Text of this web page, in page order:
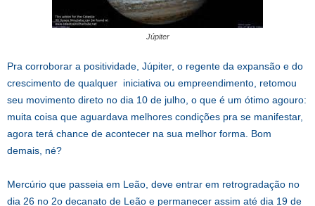
Júpiter
Pra corroborar a positividade, Júpiter, o regente da expansão e do
crescimento de qualquer iniciativa ou empreendimento, retomou
seu movimento direto no dia 10 de julho, o que é um ótimo agouro:
muita coisa que aguardava melhores condições pra se manifestar,
agora terá chance de acontecer na sua melhor forma. Bom
demais, né?
Mercúrio que passeia em Leão, deve entrar em retrogradação no
dia 26 no 2o decanato de Leão e permanecer assim até dia 19 de